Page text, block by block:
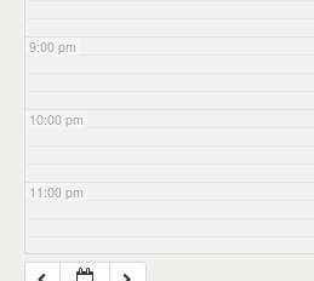
9:00 pm
10:00 pm
11:00 pm